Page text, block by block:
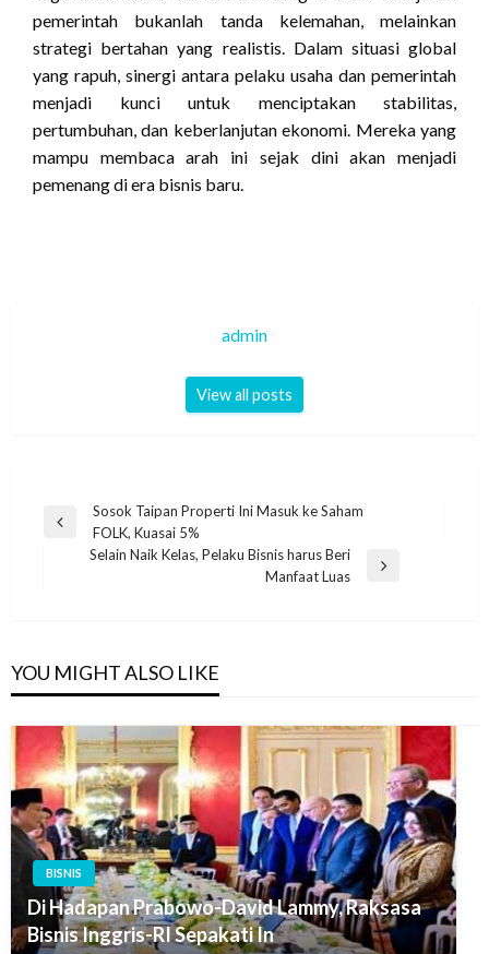
pemerintah bukanlah tanda kelemahan, melainkan
strategi bertahan yang realistis. Dalam situasi global
yang rapuh, sinergi antara pelaku usaha dan pemerintah
menjadi kunci untuk menciptakan stabilitas,
pertumbuhan, dan keberlanjutan ekonomi. Mereka yang
mampu membaca arah ini sejak dini akan menjadi
pemenang di era bisnis baru.
admin
View all posts
Navigasi
Previous
Sosok Taipan Properti Ini Masuk ke Saham
FOLK, Kuasai 5%
Selain Naik Kelas, Pelaku Bisnis harus Beri
Manfaat Luas
YOU MIGHT ALSO LIKE
BISNIS
Di Hadapan Prabowo-David Lammy, Raksasa
Bisnis Inggris-RI Sepakati In